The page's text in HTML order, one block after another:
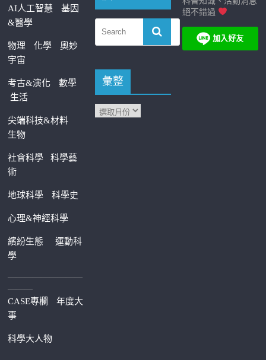
AI人工智慧
基因
&醫學
物理 化學
奧妙
宇宙
考古&演化
數學
生活
尖端科技&材料
生物
社會科學科學藝
術
地球科學 科學史
心理&神經科學
繽紛生態運動科
學
—————————
———
CASE專欄
年度大
事
科學大人物
彙整
絕不錯過